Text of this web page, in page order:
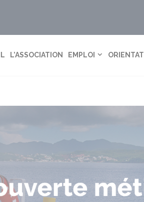
L’ASSOCIATION EMPLOI